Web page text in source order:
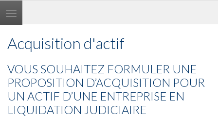
Toggle
navigation
Acquisition d'actif
VOUS SOUHAITEZ FORMULER UNE
PROPOSITION D’ACQUISITION POUR
UN ACTIF D’UNE ENTREPRISE EN
LIQUIDATION JUDICIAIRE